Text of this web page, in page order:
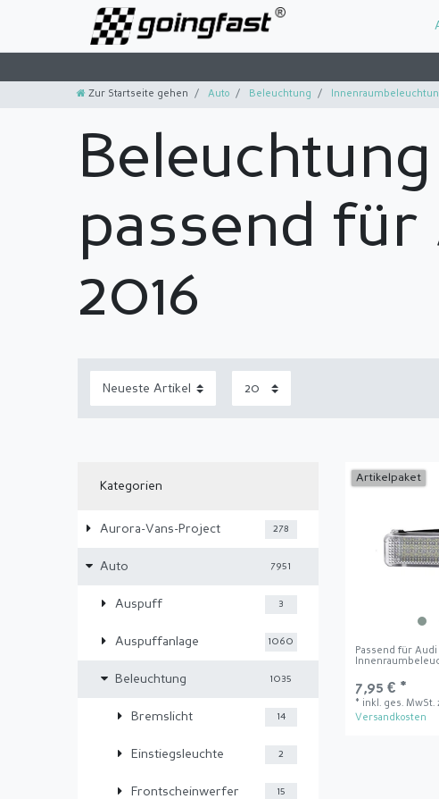
Zur Startseite gehen Auto Beleuchtung
passend für
2016
Kategorien
Aurora-Vans-Project 278
Auto 7951
Auspuff 3
Auspuffanlage 1060
Beleuchtung 1035
Bremslicht 14
Einstiegsleuchte 2
Frontscheinwerfer 15
Artikelpaket
Passend für Audi
7,95 € *
* inkl. ges. MwSt.
Versandkosten